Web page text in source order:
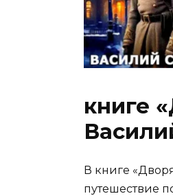
книге
В книге
путешествие